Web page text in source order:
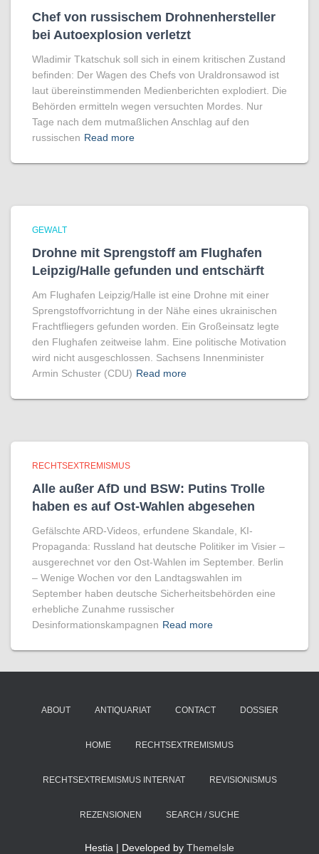
Chef von russischem Drohnenhersteller
bei Autoexplosion verletzt
Wladimir Tkatschuk soll sich in einem kritischen Zustand
befinden: Der Wagen des Chefs von Uraldronsawod ist
laut übereinstimmenden Medienberichten explodiert. Die
Behörden ermitteln wegen versuchten Mordes. Nur
Tage nach dem mutmaßlichen Anschlag auf den
russischen Read more
GEWALT
Drohne mit Sprengstoff am Flughafen
Leipzig/Halle gefunden und entschärft
Am Flughafen Leipzig/Halle ist eine Drohne mit einer
Sprengstoffvorrichtung in der Nähe eines ukrainischen
Frachtfliegers gefunden worden. Ein Großeinsatz legte
den Flughafen zeitweise lahm. Eine politische Motivation
wird nicht ausgeschlossen. Sachsens Innenminister
Armin Schuster (CDU) Read more
RECHTSEXTREMISMUS
Alle außer AfD und BSW: Putins Trolle
haben es auf Ost-Wahlen abgesehen
Gefälschte ARD-Videos, erfundene Skandale, KI-
Propaganda: Russland hat deutsche Politiker im Visier –
ausgerechnet vor den Ost-Wahlen im September. Berlin
– Wenige Wochen vor den Landtagswahlen im
September haben deutsche Sicherheitsbehörden eine
erhebliche Zunahme russischer
Desinformationskampagnen Read more
ABOUT ANTIQUARIAT CONTACT DOSSIER
HOME RECHTSEXTREMISMUS
RECHTSEXTREMISMUS INTERNAT REVISIONISMUS
REZENSIONEN SEARCH / SUCHE
Hestia | Developed by ThemeIsle